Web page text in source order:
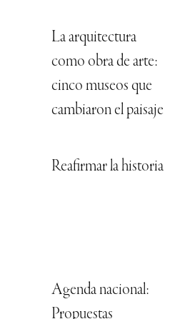
La arquitectura
como obra de arte:
cinco museos que
cambiaron el paisaje
Reafirmar la historia
Agenda nacional:
Propuestas